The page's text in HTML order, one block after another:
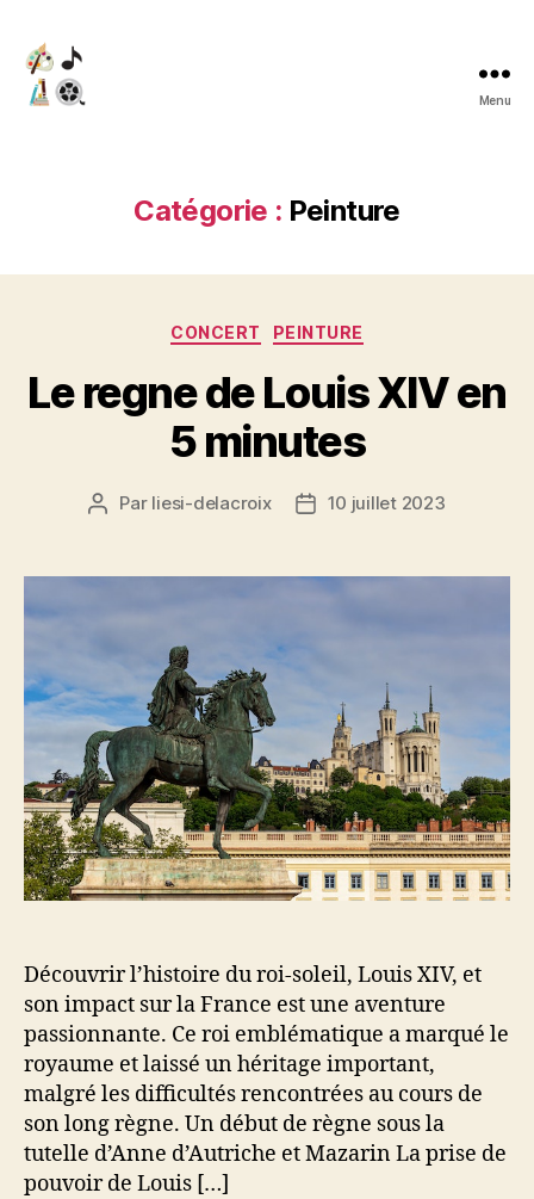
Menu
Catégorie : Peinture
Catégories
CONCERT PEINTURE
Le regne de Louis XIV en
5 minutes
Auteur
Par liesi-delacroix
Date10 juillet 2023
Découvrir l’histoire du roi-soleil, Louis XIV, et
son impact sur la France est une aventure
passionnante. Ce roi emblématique a marqué le
royaume et laissé un héritage important,
malgré les difficultés rencontrées au cours de
son long règne. Un début de règne sous la
tutelle d’Anne d’Autriche et Mazarin La prise de
pouvoir de Louis […]